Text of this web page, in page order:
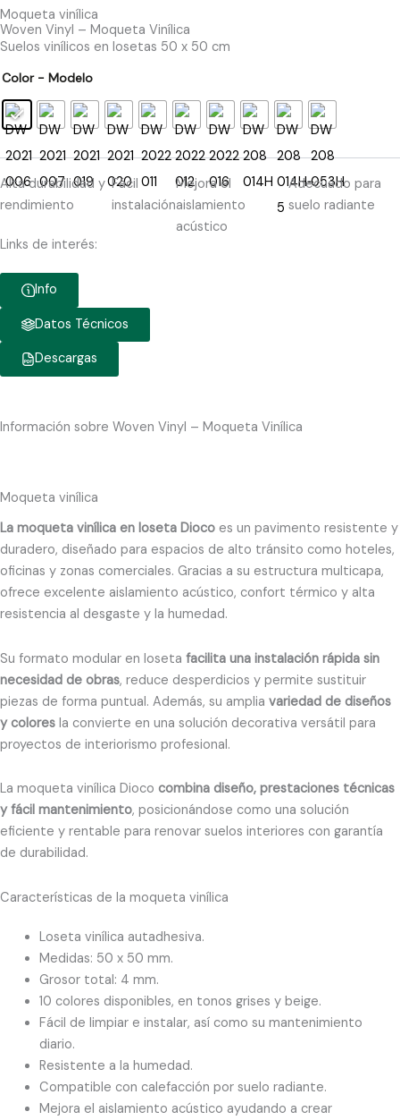
Moqueta vinílica
Woven Vinyl – Moqueta Vinílica
Suelos vinílicos en losetas 50 x 50 cm
Color - Modelo
Alta durabilidad y
rendimiento
Fácil
instalación
Mejora el
aislamiento
acústico
Adecuado para
suelo radiante
Links de interés:
Info
Datos Técnicos
Descargas
Información sobre Woven Vinyl – Moqueta Vinílica
Moqueta vinílica
La moqueta vinílica en loseta Dioco es un pavimento resistente y
duradero, diseñado para espacios de alto tránsito como hoteles,
oficinas y zonas comerciales. Gracias a su estructura multicapa,
ofrece excelente aislamiento acústico, confort térmico y alta
resistencia al desgaste y la humedad.
Su formato modular en loseta facilita una instalación rápida sin
necesidad de obras, reduce desperdicios y permite sustituir
piezas de forma puntual. Además, su amplia variedad de diseños
y colores la convierte en una solución decorativa versátil para
proyectos de interiorismo profesional.
La moqueta vinílica Dioco combina diseño, prestaciones técnicas
y fácil mantenimiento, posicionándose como una solución
eficiente y rentable para renovar suelos interiores con garantía
de durabilidad.
Características de la moqueta vinílica
Loseta vinílica autadhesiva.
Medidas: 50 x 50 mm.
Grosor total: 4 mm.
10 colores disponibles, en tonos grises y beige.
Fácil de limpiar e instalar, así como su mantenimiento
diario.
Resistente a la humedad.
Compatible con calefacción por suelo radiante.
Mejora el aislamiento acústico ayudando a crear